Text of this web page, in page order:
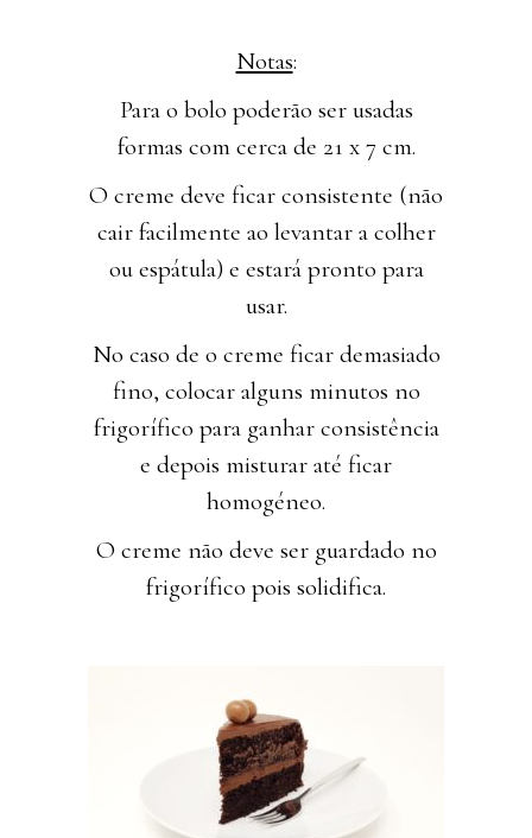
Notas:
Para o bolo poderão ser usadas
formas com cerca de 21 x 7 cm.
O creme deve ficar consistente (não
cair facilmente ao levantar a colher
ou espátula) e estará pronto para
usar.
No caso de o creme ficar demasiado
fino, colocar alguns minutos no
frigorífico para ganhar consistência
e depois misturar até ficar
homogéneo.
O creme não deve ser guardado no
frigorífico pois solidifica.